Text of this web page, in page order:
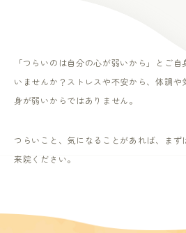
「つらいのは自分の心が弱いから」とご
いませんか？ストレスや不安から、体調や
身が弱いからではありません。
つらいこと、気になることがあれば、ま
来院ください。
24時間受付中
WEB予約
18歳未満の